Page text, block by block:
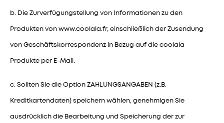
b. Die Zurverfügungstellung von Informationen zu den
Produkten von www.coolala.fr, einschließlich der Zusendung
von Geschäftskorrespondenz in Bezug auf die coolala
Produkte per E-Mail.
c. Sollten Sie die Option ZAHLUNGSANGABEN (z.B.
Kreditkartendaten) speichern wählen, genehmigen Sie
ausdrücklich die Bearbeitung und Speicherung der zur